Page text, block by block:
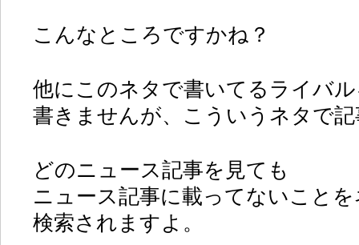
こんなところですかね？
他にこのネタで書いてるライバ
書きませんが、こういうネタで
どのニュース記事を見ても
ニュース記事に載ってないこと
検索されますよ。